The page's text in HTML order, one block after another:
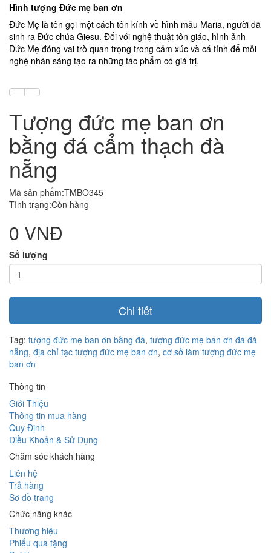
Hình tượng Đức mẹ ban ơn
Đức Mẹ là tên gọi một cách tôn kính về hình mẫu Maria, người đã
sinh ra Đức chúa Giesu. Đối với nghệ thuật tôn giáo, hình ảnh
Đức Mẹ đóng vai trò quan trọng trong cảm xúc và cá tính để mỗi
nghệ nhân sáng tạo ra những tác phẩm có giá trị.
Tượng đức mẹ ban ơn
bằng đá cẩm thạch đà
nẵng
Mã sản phẩm:TMBO345
Tình trạng:Còn hàng
0 VNĐ
Số lượng
Chi tiết
Tag: tượng đức mẹ ban ơn bằng đá, tượng đức mẹ ban ơn đá đà
nẵng, địa chỉ tạc tượng đức mẹ ban ơn, cơ sở làm tượng đức mẹ
ban ơn
Thông tin
Giới Thiệu
Thông tin mua hàng
Quy Định
Điều Khoản & Sử Dụng
Chăm sóc khách hàng
Liên hệ
Trả hàng
Sơ đồ trang
Chức năng khác
Thương hiệu
Phiếu quà tặng